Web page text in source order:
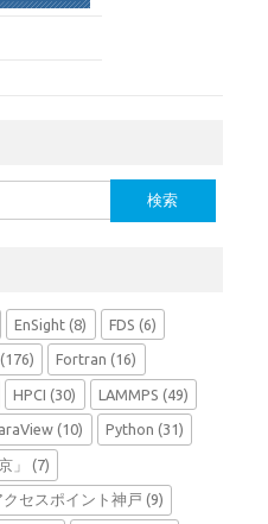
EnSight (8) FDS (6)
(176) Fortran (16)
HPCI (30) LAMMPS (49)
(10) Python (31)
」 (7)
クセスポイント神戸 (9)